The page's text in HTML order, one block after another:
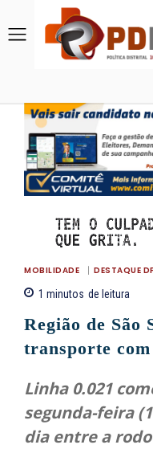
MOBILIDADE DESTAQUE DF
1 minutos de leitura
Região de São
transporte
Linha 0.021
segunda-feira
dia entre a